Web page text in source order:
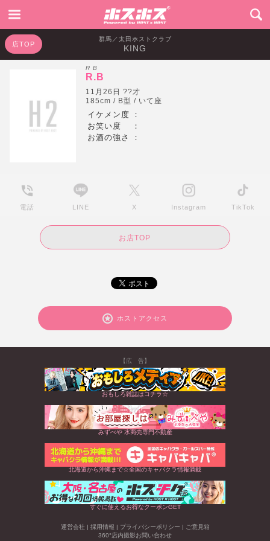
群馬／太田ホストクラブ
KING
店TOP
R B
R.B
11月26日 ??才
185cm / B型 / いて座
イケメン度
：
お笑い度
：
お酒の強さ
：
電話 LINE X Instagram TikTok
お店TOP
ホストアクセス
【広 告】
おもしろ雑誌はコチラ☆
みずべや 水商売専門不動産
北海道から沖縄まで☆全国のキャバクラ情報満載
すぐに使えるお得なクーポンGET
運営会社 | 採用情報 | プライバシーポリシー | ご意見箱
360°店内撮影お問い合わせ